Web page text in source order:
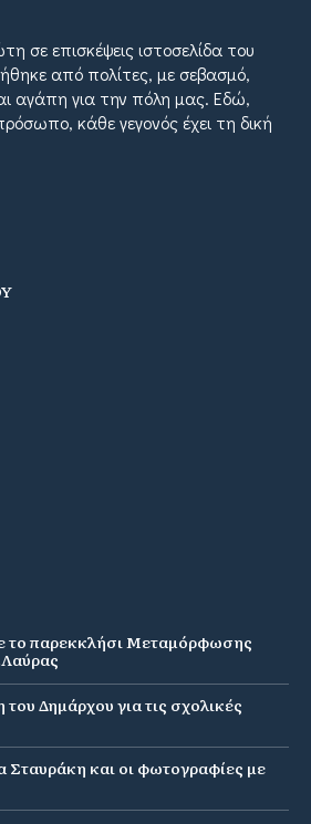
σε επισκέψεις ιστοσελίδα του
από πολίτες, με σεβασμό,
αγάπη για την πόλη μας. Εδώ,
κάθε γεγονός έχει τη δική
το παρεκκλήσι Μεταμόρφωσης
Δημάρχου για τις σχολικές
και οι φωτογραφίες με